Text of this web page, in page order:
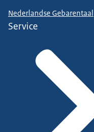
Nederlandse Gebarentaal
Service